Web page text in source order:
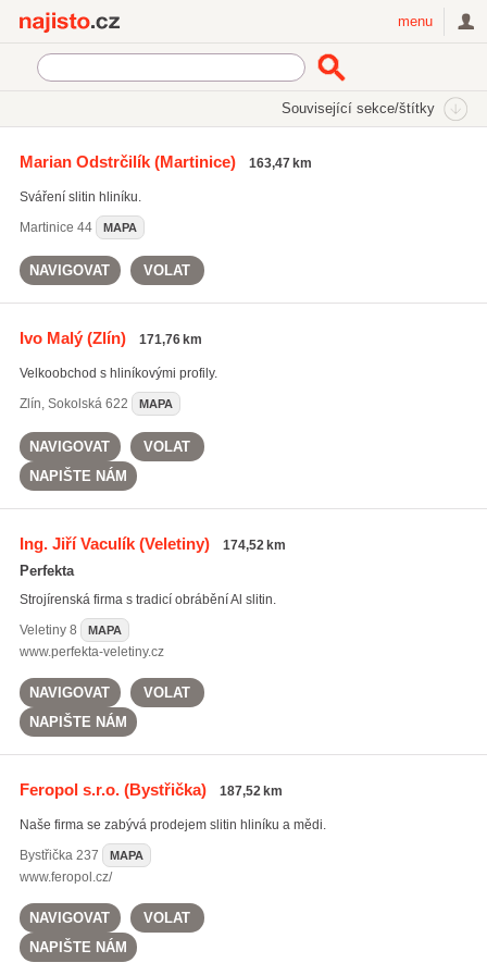
menu
Související sekce/štítky
Kovy a slitiny
Marian Odstrčilík(Martinice) 163,47 km
Sváření slitin hliníku.
Martinice 44 MAPA
NAVIGOVAT VOLAT
Ivo Malý(Zlín) 171,76 km
Velkoobchod s hliníkovými profily.
Zlín, Sokolská 622 MAPA
NAVIGOVAT
VOLAT
NAPIŠTE NÁM
Ing. Jiří Vaculík(Veletiny) 174,52 km
Perfekta
Strojírenská firma s tradicí obrábění Al slitin.
Veletiny8 MAPA
www.perfekta-veletiny.cz
NAVIGOVAT
VOLAT
NAPIŠTE NÁM
Feropol s.r.o.(Bystřička) 187,52 km
Naše firma se zabývá prodejem slitin hliníku a mědi.
Bystřička237 MAPA
www.feropol.cz/
NAVIGOVAT
VOLAT
NAPIŠTE NÁM